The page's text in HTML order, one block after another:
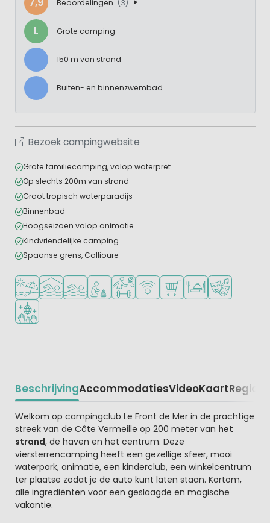
Beoordelingen (3)
L Grote camping
150 m van strand
Buiten- en binnenzwembad
Bezoek campingwebsite
Grote familiecamping, volop waterpret
Op slechts 200m van strand
Groot tropisch waterparadijs
Binnenbad
Hoogseizoen volop animatie
Kindvriendelijke camping
Spaanse grens, Collioure
Ligt bij strand en zee
Overdekt zwembad
Openlucht zwembad
Aanbevolen voor jonge kinderen
Veel mogelijkheden om te sporten
WiFi beschikbaar
Campingwinkel/
Restaurant of
Discotheek
BeschrijvingAccommodatiesVideoKaartRegio
Beschrijving
Welkom op campingclub Le Front de Mer in de prachtige
streek van de Côte Vermeille op 200 meter van het
strand, de haven en het centrum. Deze
viersterrencamping heeft een gezellige sfeer, mooi
waterpark, animatie, een kinderclub, een winkelcentrum
ter plaatse zodat je de auto kunt laten staan. Kortom,
alle ingrediënten voor een geslaagde en magische
vakantie.